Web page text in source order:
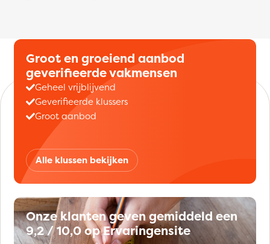
Groot en groeiend aanbod
geverifieerde vakmensen
Geheel vrijblijvend
Geverifieerde klussers
Groot aanbod
Alle klussen bekijken
Onze klanten geven gemiddeld een
9,2 / 10,0 op Ervaringensite